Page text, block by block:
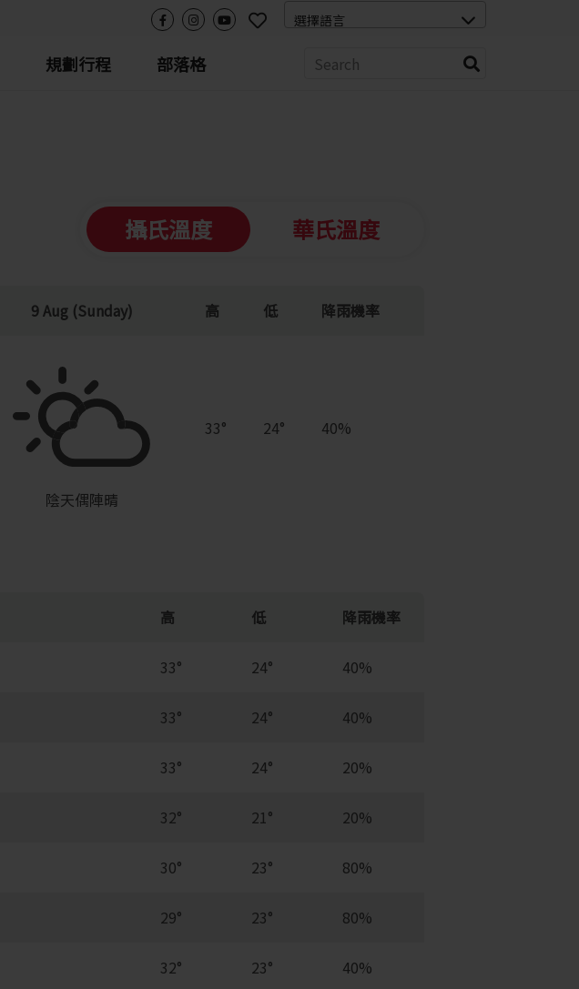
規劃行程 部落格
攝氏溫度 華氏溫度
9 Aug (Sunday) 高 低 降雨機率
陰天偶陣晴
33° 24° 40%
高 低 降雨機率
33° 24° 40%
33° 24° 40%
33° 24° 20%
32° 21° 20%
30° 23° 80%
29° 23° 80%
32° 23° 40%